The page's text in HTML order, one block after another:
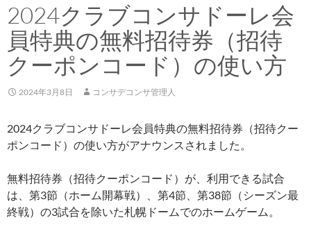
2024クラブコンサドーレ会
員特典の無料招待券（招待
クーポンコード）の使い方
2024年3月8日 コンサデコンサ管理人
2024クラブコンサドーレ会員特典の無料招待券（招待クー
ポンコード）の使い方がアナウンスされました。
無料招待券（招待クーポンコード）が、利用できる試合
は、第3節（ホーム開幕戦）、第4節、第38節（シーズン最
終戦）の3試合を除いた札幌ドームでのホームゲーム。